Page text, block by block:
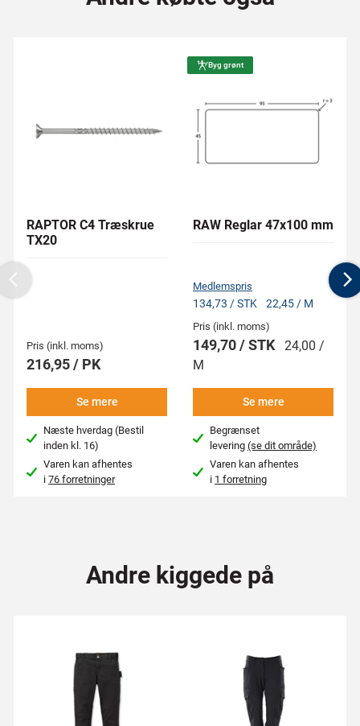
RAPTOR C4 Træskrue
TX20
Pris (inkl. moms)
216,95 / PK
Se mere
Næste hverdag (Bestil
inden kl. 16)
Varen kan afhentes
i76 forretninger
Byg grønt
RAW Reglar 47x100 mm
Medlemspris
134,73 / STK 22,45 / M
Pris (inkl. moms)
149,70 / STK 24,00 /
M
Se mere
Begrænset
levering(se dit område)
Varen kan afhentes
i 1 forretning
Previous
Andre kiggede på